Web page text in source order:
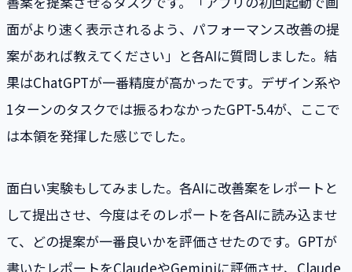
面がより速く表示されるよう、パフォーマンス改善の提
案があれば教えてください」と各AIに質問しました。結
果はChatGPTが一番精度が高かったです。デザイン系や
1ターンのタスクでは振るわなかったGPT-5.4が、ここで
は本領を発揮した感じでした。
面白い実験もしてみました。各AIに改善案をレポートと
して提出させ、今度はそのレポートを各AIに読み込ませ
て、どの提案が一番良いかを評価させたのです。GPTが
書いたレポートをClaudeやGeminiに評価させ、Claude